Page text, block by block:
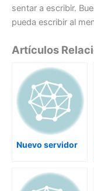
sentar a escribir.
pueda escribir al
Artículos
Nuevo servidor